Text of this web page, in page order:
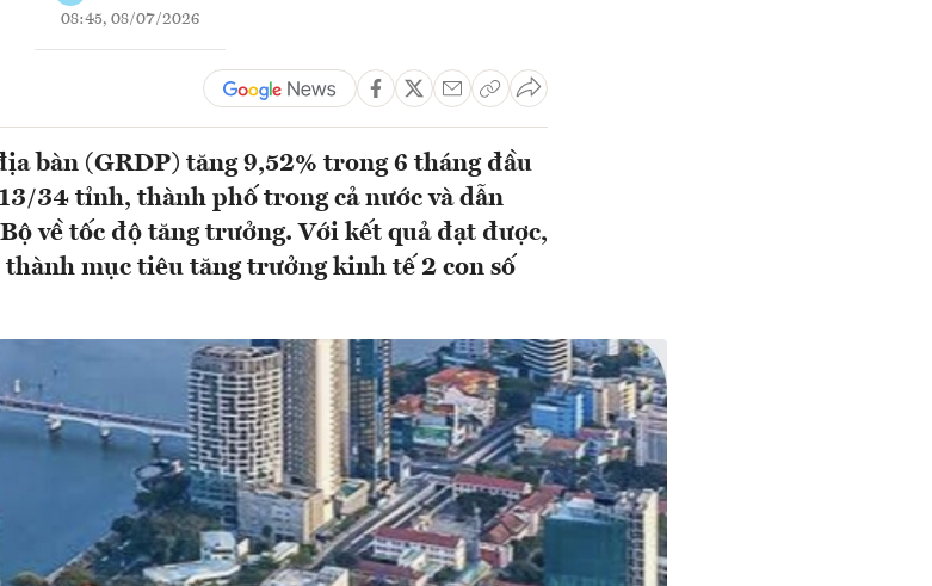
08:45, 08/07/2026
bàn (GRDP) tăng 9,52% trong 6 tháng đầu
34 tỉnh, thành phố trong cả nước và dẫn
về tốc độ tăng trưởng. Với kết quả đạt được,
mục tiêu tăng trưởng kinh tế 2 con số